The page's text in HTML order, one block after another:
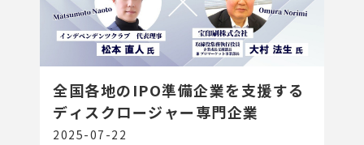
全国各地のIPO準備企業を支援する
ディスクロージャー専門企業
2025-07-22